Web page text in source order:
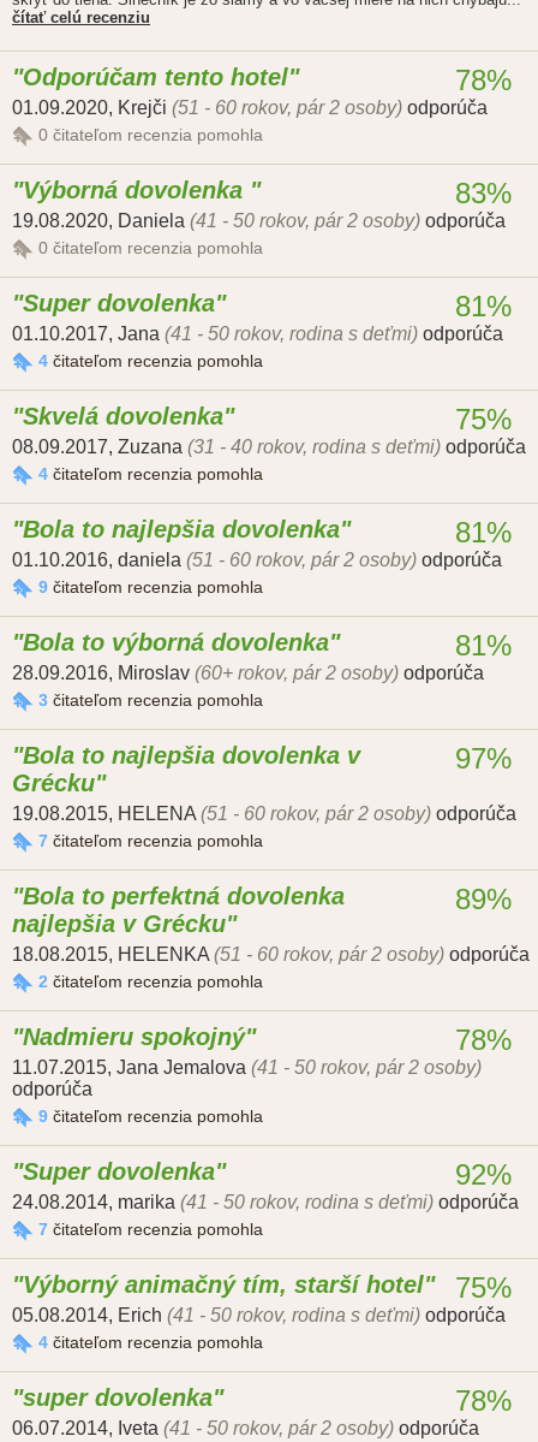
čítať celú recenziu
Odporúčam tento hotel
01.09.2020, Krejči (51 - 60 rokov, pár 2 osoby) odporúča
0 čitateľom recenzia pomohla
78%
Výborná dovolenka
19.08.2020, Daniela (41 - 50 rokov, pár 2 osoby) odporúča
0 čitateľom recenzia pomohla
83%
Super dovolenka
01.10.2017, Jana (41 - 50 rokov, rodina s deťmi) odporúča
4 čitateľom recenzia pomohla
81%
Skvelá dovolenka
08.09.2017, Zuzana (31 - 40 rokov, rodina s deťmi) odporúča
4 čitateľom recenzia pomohla
75%
Bola to najlepšia dovolenka
01.10.2016, daniela (51 - 60 rokov, pár 2 osoby) odporúča
9 čitateľom recenzia pomohla
81%
Bola to výborná dovolenka
28.09.2016, Miroslav (60+ rokov, pár 2 osoby) odporúča
3 čitateľom recenzia pomohla
81%
Bola to najlepšia dovolenka v
Grécku
19.08.2015, HELENA (51 - 60 rokov, pár 2 osoby) odporúča
7 čitateľom recenzia pomohla
97%
Bola to perfektná dovolenka
najlepšia v Grécku
18.08.2015, HELENKA (51 - 60 rokov, pár 2 osoby) odporúča
2 čitateľom recenzia pomohla
89%
Nadmieru spokojný
11.07.2015, Jana Jemalova (41 - 50 rokov, pár 2 osoby)
odporúča
9 čitateľom recenzia pomohla
78%
Super dovolenka
24.08.2014, marika (41 - 50 rokov, rodina s deťmi) odporúča
7 čitateľom recenzia pomohla
92%
Výborný animačný tím, starší hotel
05.08.2014, Erich (41 - 50 rokov, rodina s deťmi) odporúča
4 čitateľom recenzia pomohla
75%
super dovolenka
06.07.2014, Iveta (41 - 50 rokov, pár 2 osoby) odporúča
78%